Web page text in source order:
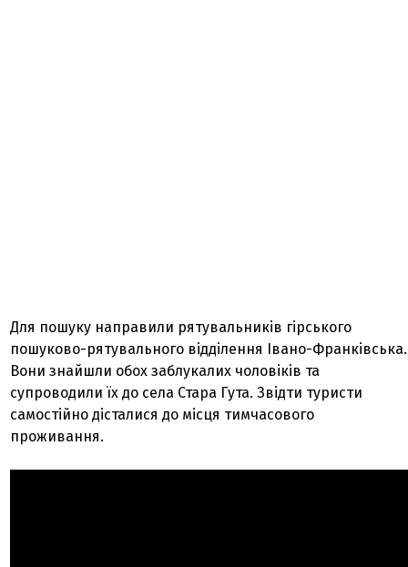
Для пошуку направили рятувальників гірського
пошуково-рятувального відділення Івано-Франківська.
Вони знайшли обох заблукалих чоловіків та
супроводили їх до села Стара Гута. Звідти туристи
самостійно дісталися до місця тимчасового
проживання.